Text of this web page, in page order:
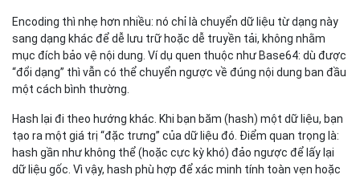
Encoding thì nhẹ hơn nhiều: nó chỉ là chuyển dữ liệu từ dạng này
sang dạng khác để dễ lưu trữ hoặc dễ truyền tải, không nhằm
mục đích bảo vệ nội dung. Ví dụ quen thuộc như Base64: dù được
“đổi dạng” thì vẫn có thể chuyển ngược về đúng nội dung ban đầu
một cách bình thường.
Hash lại đi theo hướng khác. Khi bạn băm (hash) một dữ liệu, bạn
tạo ra một giá trị “đặc trưng” của dữ liệu đó. Điểm quan trọng là:
hash gần như không thể (hoặc cực kỳ khó) đảo ngược để lấy lại
dữ liệu gốc. Vì vậy, hash phù hợp để xác minh tính toàn vẹn hoặc